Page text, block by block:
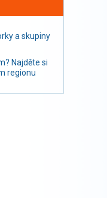
a skupiny
Najděte si
regionu